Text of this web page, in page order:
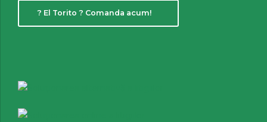
? El Torito ? Comanda acum!